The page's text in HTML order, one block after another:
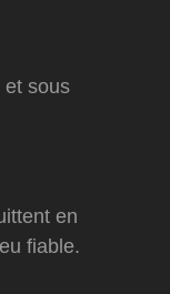
et sous
en
fiable.